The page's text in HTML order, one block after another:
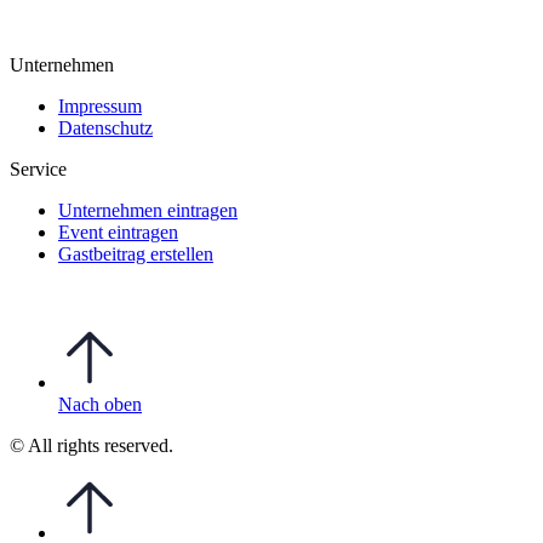
Unternehmen
Impressum
Datenschutz
Service
Unternehmen eintragen
Event eintragen
Gastbeitrag erstellen
Nach oben
© All rights reserved.